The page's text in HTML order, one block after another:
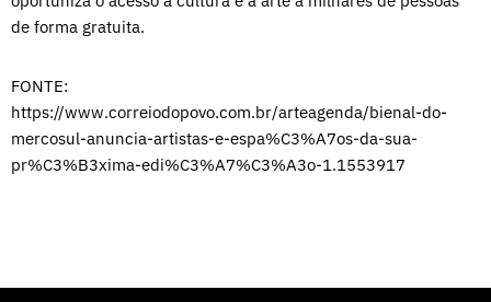
de forma gratuita.
FONTE:
https://www.correiodopovo.com.br/arteagenda/bienal-do-
mercosul-anuncia-artistas-e-espa%C3%A7os-da-sua-
pr%C3%B3xima-edi%C3%A7%C3%A3o-1.1553917